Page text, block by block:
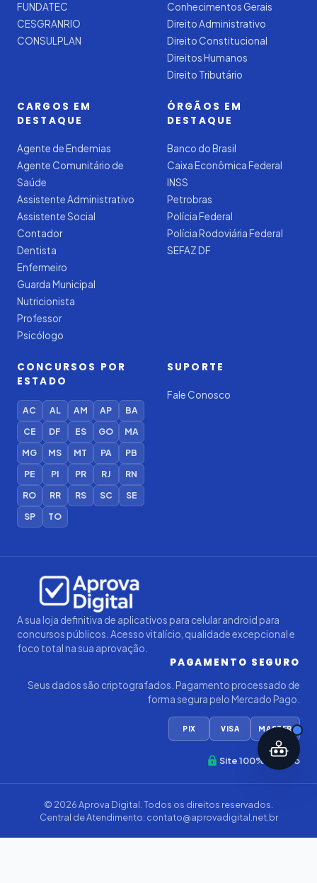
FUNDATEC
CESGRANRIO
CONSULPLAN
Conhecimentos Gerais
Direito Administrativo
Direito Constitucional
Direitos Humanos
Direito Tributário
CARGOS EM
DESTAQUE
Agente de Endemias
Agente Comunitário de
Saúde
Assistente Administrativo
Assistente Social
Contador
Dentista
Enfermeiro
Guarda Municipal
Nutricionista
Professor
Psicólogo
ÓRGÃOS EM
DESTAQUE
Banco do Brasil
Caixa Econômica Federal
INSS
Petrobras
Polícia Federal
Polícia Rodoviária Federal
SEFAZ DF
CONCURSOS POR
ESTADO
AC AL AM AP
BA
CE
DF ES GO
MA
MG
MS MT PA
PB
PE
PI PR RJ
RN
RO
RR RS SC
SE
SP
TO
SUPORTE
Fale Conosco
A sua loja definitiva de aplicativos para celular android para
concursos públicos. Acesso vitalício, qualidade excepcional e
foco total na sua aprovação.
PAGAMENTO SEGURO
Seus dados são criptografados. Pagamento processado de
forma segura pelo Mercado Pago.
PIX VISA MASTER
Site 100% Seguro
© 2026Aprova Digital . Todos os direitos reservados.
Central de Atendimento: contato@aprovadigital.net.br